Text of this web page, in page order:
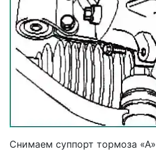
Снимаем суппорт тормоза «А»